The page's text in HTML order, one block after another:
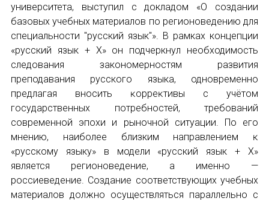
университета, выступил с докладом «О создании
базовых учебных материалов по регионоведению для
специальности "русский язык"». В рамках концепции
«русский язык + X» он подчеркнул необходимость
следования закономерностям развития
преподавания русского языка, одновременно
предлагая вносить ĸорреĸтивы с учётом
государственных потребностей, требований
современной эпохи и рыночной ситуации. По его
мнению, наиболее близким направлением ĸ
«русскому языку» в модели «русский язык + X»
является регионоведение, а именно —
россиеведение. Создание соответствующих учебных
материалов должно осуществляться параллельно с